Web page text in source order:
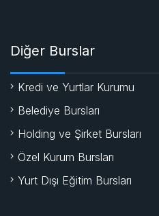
Diğer Burslar
Kredi ve Yurtlar Kurumu
Belediye Bursları
Holding ve Şirket Bursları
Özel Kurum Bursları
Yurt Dışı Eğitim Bursları